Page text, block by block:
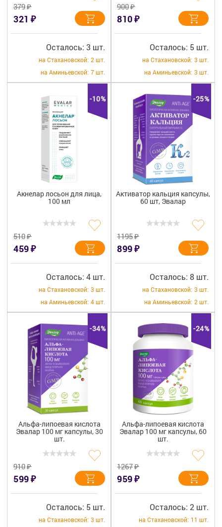
379₽
321 ₽
Осталось: 3 шт.
на Стахановской: 2 шт.
на Аминьевской: 7 шт.
900₽
810₽
Осталось: 5 шт.
на Стахановской: 3 шт.
на Аминьевской: 3 шт.
-10%
Акнелар лосьон для лица,
100 мл
510₽
459₽
Осталось: 4 шт.
на Стахановской: 3 шт.
на Аминьевской: 4 шт.
-25%
Активатор кальция капсулы,
60 шт, Эвалар
1195₽
899₽
Осталось: 8 шт.
на Стахановской: 3 шт.
на Аминьевской: 2 шт.
-34%
Альфа-липоевая кислота
Эвалар 100 мг капсулы, 30
шт.
910₽
599₽
Осталось: 5 шт.
на Стахановской: 3 шт.
-24%
Альфа-липоевая кислота
Эвалар 100 мг капсулы, 60
шт.
1267₽
959₽
Осталось: 2 шт.
на Стахановской: 11 шт.